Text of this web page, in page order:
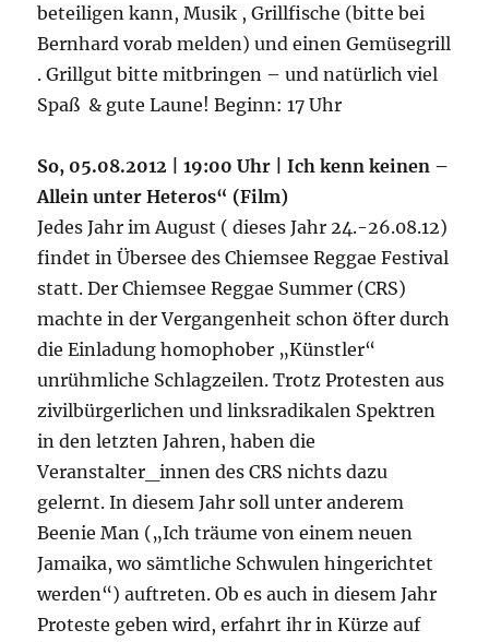
beteiligen kann, Musik , Grillfische (bitte bei
Bernhard vorab melden) und einen Gemüsegrill
. Grillgut bitte mitbringen – und natürlich viel
Spaß & gute Laune! Beginn: 17 Uhr
So, 05.08.2012 | 19:00 Uhr | Ich kenn keinen –
Allein unter Heteros“ (Film)
Jedes Jahr im August ( dieses Jahr 24.-26.08.12)
findet in Übersee des Chiemsee Reggae Festival
statt. Der Chiemsee Reggae Summer (CRS)
machte in der Vergangenheit schon öfter durch
die Einladung homophober „Künstler“
unrühmliche Schlagzeilen. Trotz Protesten aus
zivilbürgerlichen und linksradikalen Spektren
in den letzten Jahren, haben die
Veranstalter_innen des CRS nichts dazu
gelernt. In diesem Jahr soll unter anderem
Beenie Man („Ich träume von einem neuen
Jamaika, wo sämtliche Schwulen hingerichtet
werden“) auftreten. Ob es auch in diesem Jahr
Proteste geben wird, erfahrt ihr in Kürze auf